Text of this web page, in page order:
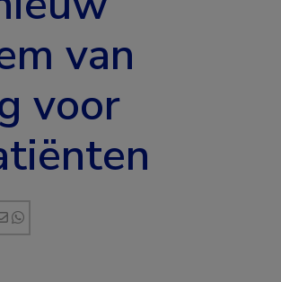
van
voor